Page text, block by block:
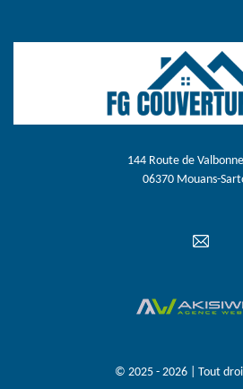
144 Route de
06370 Mouans-
© 2025 - 2026 | Tout